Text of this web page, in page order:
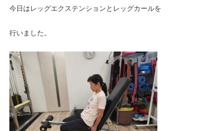
今日はレッグエクステンションとレッグカールを
行いました。